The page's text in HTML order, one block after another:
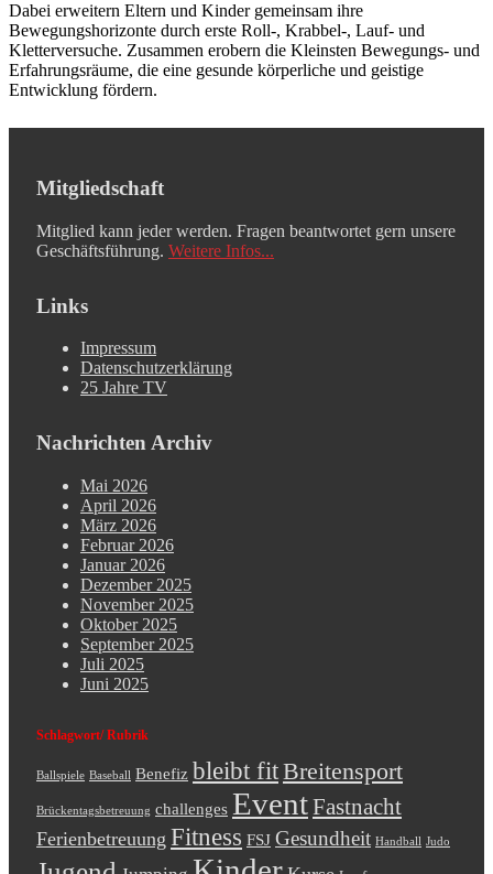
Dabei erweitern Eltern und Kinder gemeinsam ihre
Bewegungshorizonte durch erste Roll-, Krabbel-, Lauf- und
Kletterversuche. Zusammen erobern die Kleinsten Bewegungs- und
Erfahrungsräume, die eine gesunde körperliche und geistige
Entwicklung fördern.
Mitgliedschaft
Mitglied kann jeder werden. Fragen beantwortet gern unsere
Geschäftsführung. Weitere Infos...
Links
Impressum
Datenschutzerklärung
25 Jahre TV
Nachrichten Archiv
Mai 2026
April 2026
März 2026
Februar 2026
Januar 2026
Dezember 2025
November 2025
Oktober 2025
September 2025
Juli 2025
Juni 2025
Schlagwort/ Rubrik
Ballspiele Baseball Benefiz bleibt fitBreitensport
Brückentagsbetreuung challenges EventFastnacht
Ferienbetreuung Fitness FSJ Gesundheit Handball Judo